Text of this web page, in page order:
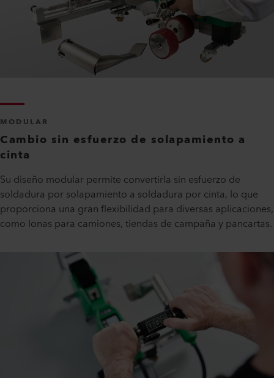
MODULAR
Cambio sin esfuerzo de solapamiento a
cinta
Su diseño modular permite convertirla sin esfuerzo de
soldadura por solapamiento a soldadura por cinta, lo que
proporciona una gran flexibilidad para diversas aplicaciones,
como lonas para camiones, tiendas de campaña y pancartas.